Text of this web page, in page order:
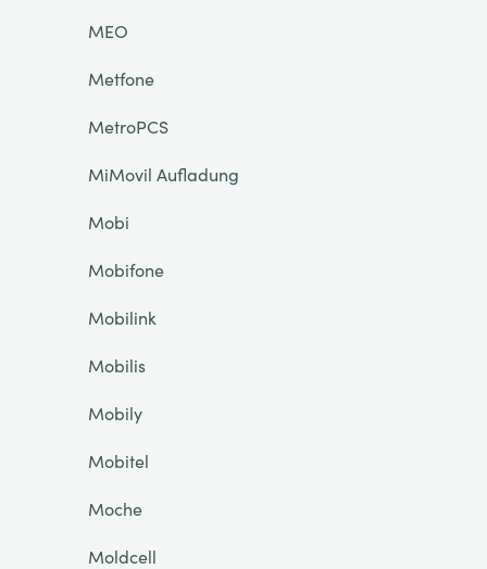
MEO
Metfone
MetroPCS
MiMovil Aufladung
Mobi
Mobifone
Mobilink
Mobilis
Mobily
Mobitel
Moche
Moldcell